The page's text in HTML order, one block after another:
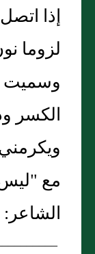
إذا
لزوما
وسميت
الكسر
مع "
الشاعر: